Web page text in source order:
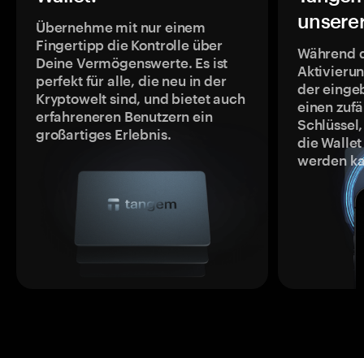
Übernehme mit nur einem
Fingertipp die Kontrolle über
Deine Vermögenswerte. Es ist
perfekt für alle, die neu in der
Kryptowelt sind, und bietet auch
erfahreneren Benutzern ein
großartiges Erlebnis.
Während
der
einen
die
werden